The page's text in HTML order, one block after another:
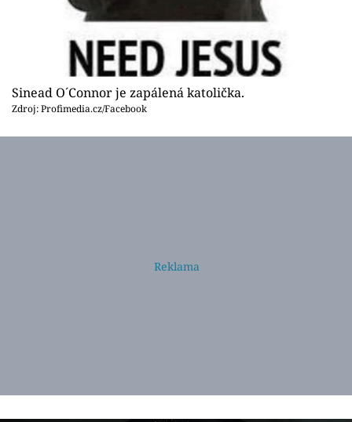
Sinead O´Connor je zapálená katolička.
Zdroj: Profimedia.cz/Facebook